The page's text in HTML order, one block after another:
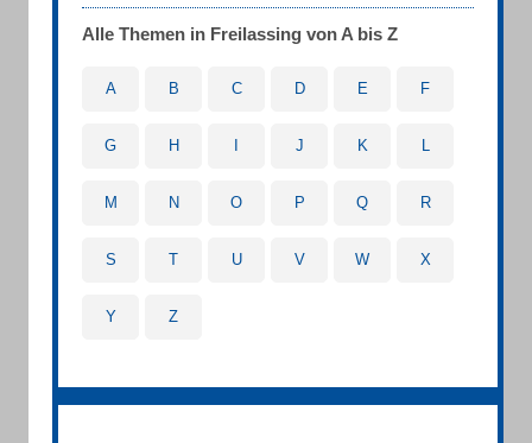
Alle Themen in Freilassing von A bis Z
A B C D E F
G H J K L
M N O P Q R
S T U V W X
Y Z